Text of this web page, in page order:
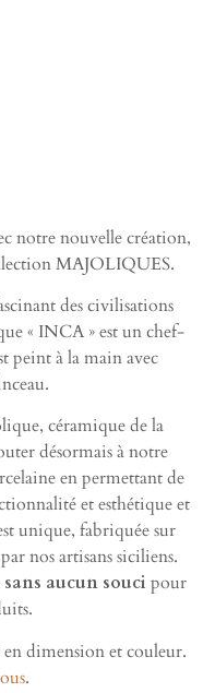
notre nouvelle création,
MAJOLIQUES.
des civilisations
« INCA » est un chef-
peint à la main avec
céramique de la
désormais à notre
en permettant de
et esthétique et
unique, fabriquée sur
nos artisans siciliens.
aucun souci pour
dimension et couleur.
.